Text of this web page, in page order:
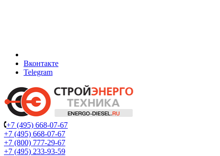
Вконтакте
Telegram
+7 (495) 668-07-67
+7 (495) 668-07-67
+7 (800) 777-29-67
+7 (495) 233-93-59